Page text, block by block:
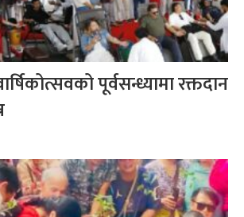
पूर्वसन्ध्यामा रक्तदान